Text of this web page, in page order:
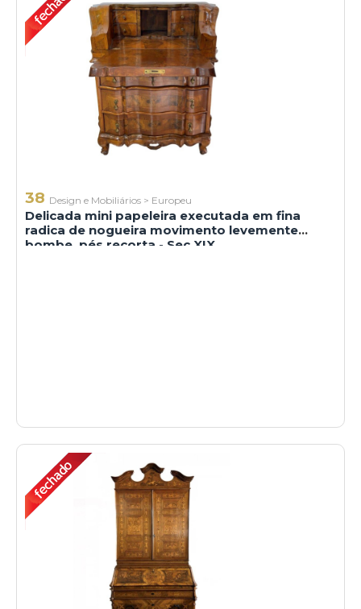
38 Design e Mobiliários > Europeu
Delicada mini papeleira executada em fina
radica de nogueira movimento levemente
bombe, pés recorta - Sec XIX